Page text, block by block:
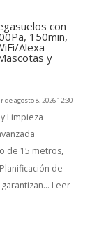
con
150min,
Alexa
y
de agosto 8, 2026 12:30
Limpieza
de 15 metros,
de
Leer